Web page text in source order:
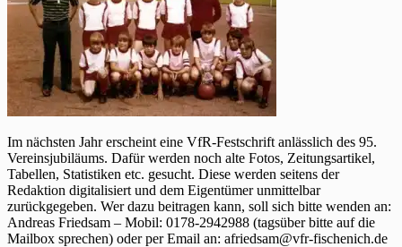
Im nächsten Jahr erscheint eine VfR-Festschrift anlässlich des 95.
Vereinsjubiläums. Dafür werden noch alte Fotos, Zeitungsartikel,
Tabellen, Statistiken etc. gesucht. Diese werden seitens der
Redaktion digitalisiert und dem Eigentümer unmittelbar
zurückgegeben. Wer dazu beitragen kann, soll sich bitte wenden an:
Andreas Friedsam – Mobil: 0178-2942988 (tagsüber bitte auf die
Mailbox sprechen) oder per Email an: afriedsam@vfr-fischenich.de